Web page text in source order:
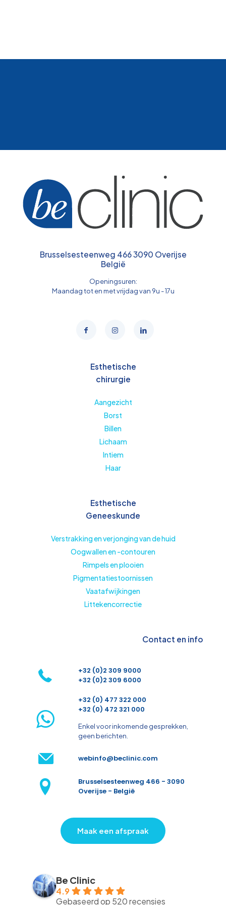
Brusselsesteenweg 466 3090 Overijse
België
Openingsuren:
Maandag tot en met vrijdag van 9u - 17u
Esthetische
chirurgie
Aangezicht
Borst
Billen
Lichaam
Intiem
Haar
Esthetische
Geneeskunde
Verstrakking en verjonging van de huid
Oogwallen en -contouren
Rimpels en plooien
Pigmentatiestoornissen
Vaatafwijkingen
Littekencorrectie
Contact en info
+32 (0)2 309 9000
+32 (0)2 309 6000
+32 (0) 477 322 000
+32 (0) 472 321 000
Enkel voor inkomende gesprekken,
geen berichten.
webinfo@beclinic.com
Brusselsesteenweg 466 - 3090
Overijse - België
Maak een afspraak
Be Clinic
4.9
Gebaseerd op 520 recensies